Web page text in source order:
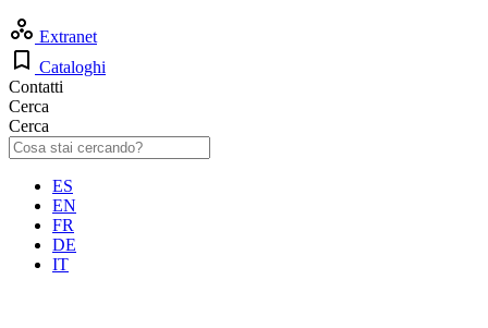
Extranet
Cataloghi
Contatti
Cerca
Cerca
ES
EN
FR
DE
IT